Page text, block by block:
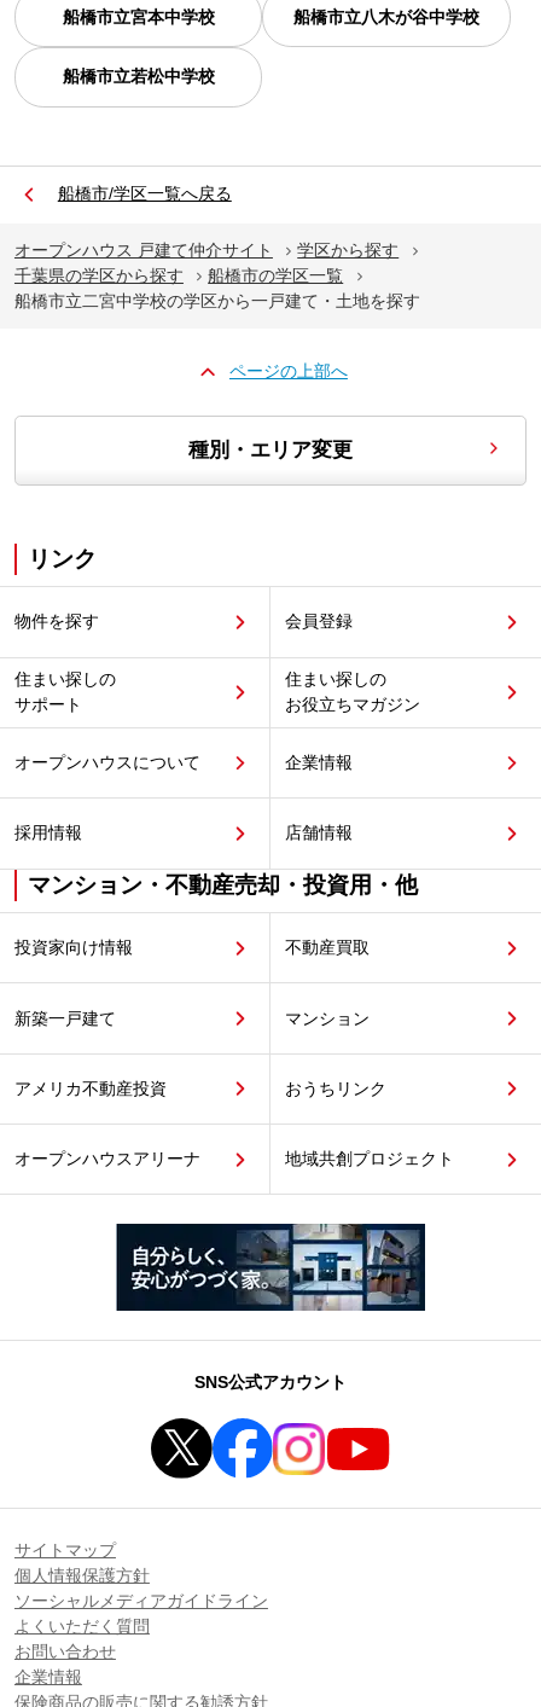
船橋市立宮本中学校 船橋市立八木が谷中学校
船橋市立若松中学校
船橋市/学区一覧へ戻る
オープンハウス 戸建て仲介サイト
学区から探す
千葉県の学区から探す
船橋市の学区一覧
船橋市立二宮中学校の学区から一戸建て・土地を探す
ページの上部へ
種別・エリア変更
リンク
物件を探す 会員登録
住まい探しの
サポート
住まい探しの
お役立ちマガジン
オープンハウスについて 企業情報
採用情報 店舗情報
マンション・不動産売却・投資用・他
投資家向け情報 不動産買取
新築一戸建て マンション
アメリカ不動産投資 おうちリンク
オープンハウスアリーナ 地域共創プロジェクト
SNS公式アカウント
サイトマップ
個人情報保護方針
ソーシャルメディアガイドライン
よくいただく質問
お問い合わせ
企業情報
保険商品の販売に関する勧誘方針